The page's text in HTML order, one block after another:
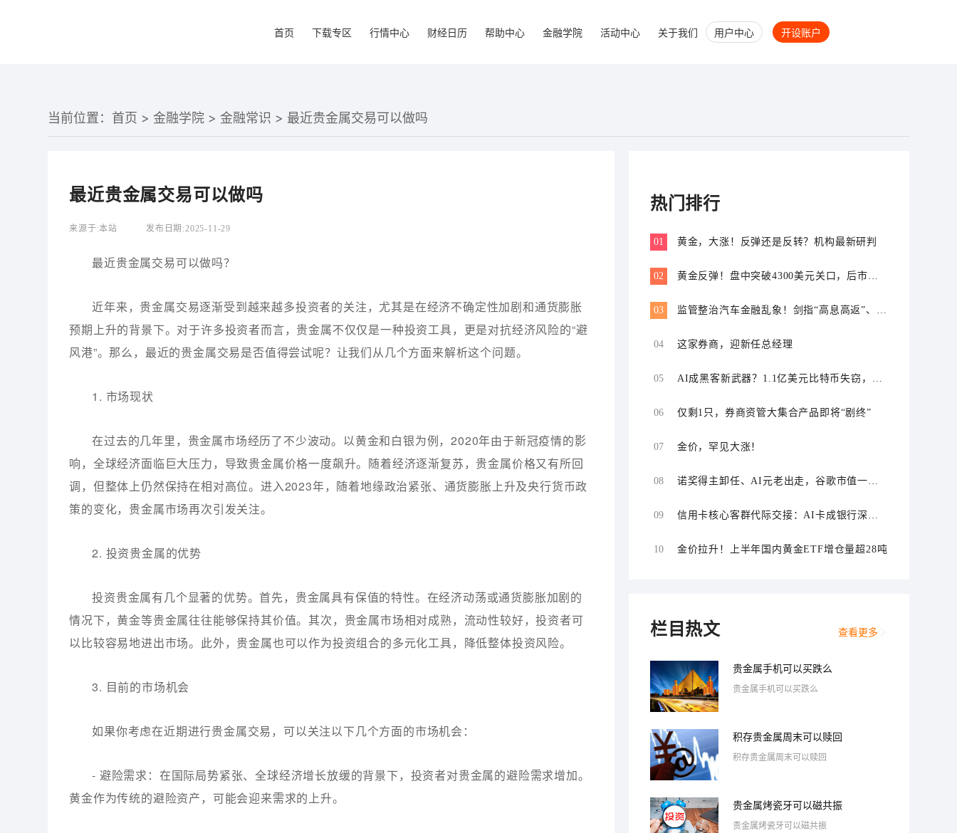
首页 下载专区 行情中心 财经日历 帮助中心 金融学院 活动中心 关于我们 用户中心 开设账户
当前位置： 首页 >金融学院 >金融常识 > 最近贵金属交易可以做吗
最近贵金属交易可以做吗
来源于:本站 发布日期:2025-11-29
最近贵金属交易可以做吗？
近年来，贵金属交易逐渐受到越来越多投资者的关注，尤其是在经济不确定性加剧和通货膨胀
预期上升的背景下。对于许多投资者而言，贵金属不仅仅是一种投资工具，更是对抗经济风险的“避
风港”。那么，最近的贵金属交易是否值得尝试呢？让我们从几个方面来解析这个问题。
1. 市场现状
在过去的几年里，贵金属市场经历了不少波动。以黄金和白银为例，2020年由于新冠疫情的影
响，全球经济面临巨大压力，导致贵金属价格一度飙升。随着经济逐渐复苏，贵金属价格又有所回
调，但整体上仍然保持在相对高位。进入2023年，随着地缘政治紧张、通货膨胀上升及央行货币政
策的变化，贵金属市场再次引发关注。
2. 投资贵金属的优势
投资贵金属有几个显著的优势。首先，贵金属具有保值的特性。在经济动荡或通货膨胀加剧的
情况下，黄金等贵金属往往能够保持其价值。其次，贵金属市场相对成熟，流动性较好，投资者可
以比较容易地进出市场。此外，贵金属也可以作为投资组合的多元化工具，降低整体投资风险。
3. 目前的市场机会
如果你考虑在近期进行贵金属交易，可以关注以下几个方面的市场机会：
- 避险需求：在国际局势紧张、全球经济增长放缓的背景下，投资者对贵金属的避险需求增加。
黄金作为传统的避险资产，可能会迎来需求的上升。
热门排行
01 黄金，大涨！反弹还是反转？机构最新研判
02
黄金反弹！盘中突破4300美元关口，后市怎
03
监管整治汽车金融乱象！剑指“高息高返”、
04
这家券商，迎新任总经理
05
AI成黑客新武器？1.1亿美元比特币失窃，加
06
仅剩1只，券商资管大集合产品即将“剧终”
07 金价，罕见大涨！
08
诺奖得主卸任、AI元老出走，谷歌市值一日
09
信用卡核心客群代际交接：AI卡成银行深耕
10
金价拉升！上半年国内黄金ETF增仓量超28吨
栏目热文 查看更多
贵金属手机可以买跌么
贵金属手机可以买跌么
积存贵金属周末可以赎回
积存贵金属周末可以赎回
贵金属烤瓷牙可以磁共振
贵金属烤瓷牙可以磁共振